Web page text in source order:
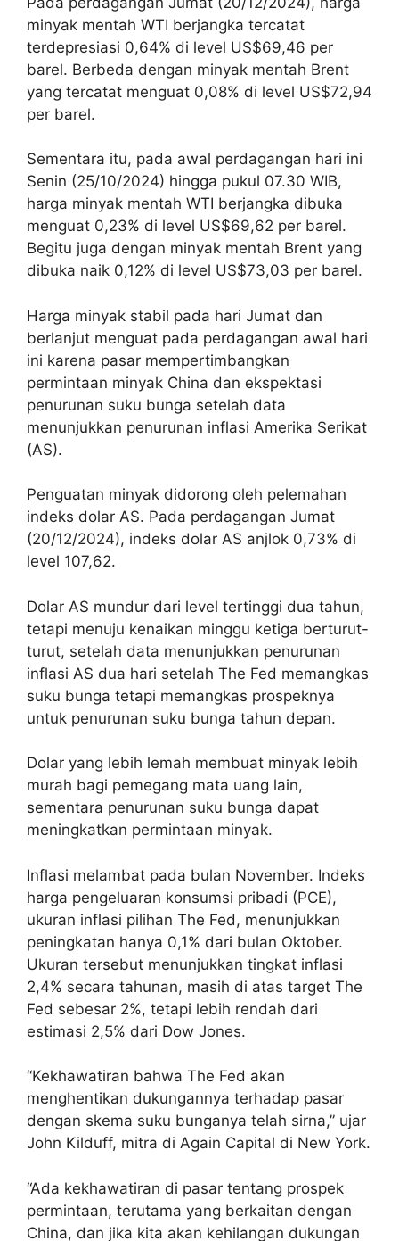
minyak mentah WTI berjangka tercatat
terdepresiasi 0,64% di level US$69,46 per
barel. Berbeda dengan minyak mentah Brent
yang tercatat menguat 0,08% di level US$72,94
per barel.
Sementara itu, pada awal perdagangan hari ini
Senin (25/10/2024) hingga pukul 07.30 WIB,
harga minyak mentah WTI berjangka dibuka
menguat 0,23% di level US$69,62 per barel.
Begitu juga dengan minyak mentah Brent yang
dibuka naik 0,12% di level US$73,03 per barel.
Harga minyak stabil pada hari Jumat dan
berlanjut menguat pada perdagangan awal hari
ini karena pasar mempertimbangkan
permintaan minyak China dan ekspektasi
penurunan suku bunga setelah data
menunjukkan penurunan inflasi Amerika Serikat
(AS).
Penguatan minyak didorong oleh pelemahan
indeks dolar AS. Pada perdagangan Jumat
(20/12/2024), indeks dolar AS anjlok 0,73% di
level 107,62.
Dolar AS mundur dari level tertinggi dua tahun,
tetapi menuju kenaikan minggu ketiga berturut-
turut, setelah data menunjukkan penurunan
inflasi AS dua hari setelah The Fed memangkas
suku bunga tetapi memangkas prospeknya
untuk penurunan suku bunga tahun depan.
Dolar yang lebih lemah membuat minyak lebih
murah bagi pemegang mata uang lain,
sementara penurunan suku bunga dapat
meningkatkan permintaan minyak.
Inflasi melambat pada bulan November. Indeks
harga pengeluaran konsumsi pribadi (PCE),
ukuran inflasi pilihan The Fed, menunjukkan
peningkatan hanya 0,1% dari bulan Oktober.
Ukuran tersebut menunjukkan tingkat inflasi
2,4% secara tahunan, masih di atas target The
Fed sebesar 2%, tetapi lebih rendah dari
estimasi 2,5% dari Dow Jones.
“Kekhawatiran bahwa The Fed akan
menghentikan dukungannya terhadap pasar
dengan skema suku bunganya telah sirna,” ujar
John Kilduff, mitra di Again Capital di New York.
“Ada kekhawatiran di pasar tentang prospek
permintaan, terutama yang berkaitan dengan
China, dan jika kita akan kehilangan dukungan